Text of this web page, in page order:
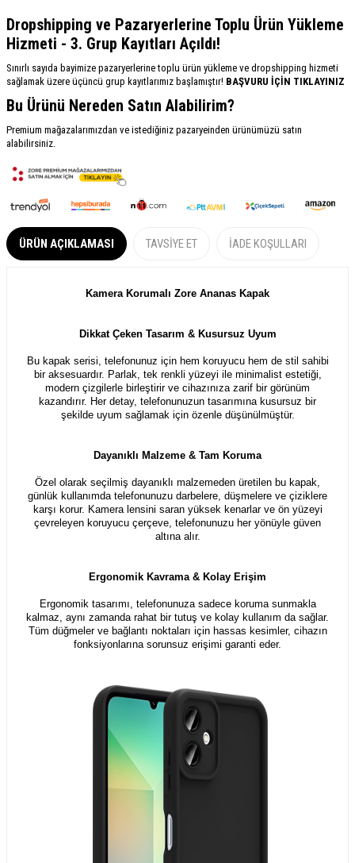
Dropshipping ve Pazaryerlerine Toplu Ürün Yükleme
Hizmeti - 3. Grup Kayıtları Açıldı!
Sınırlı sayıda bayimize pazaryerlerine toplu ürün yükleme ve dropshipping hizmeti
sağlamak üzere üçüncü grup kayıtlarımız başlamıştır! BAŞVURU İÇİN TIKLAYINIZ
Bu Ürünü Nereden Satın Alabilirim?
Premium mağazalarımızdan ve istediğiniz pazaryeinden ürünümüzü satın
alabilirsiniz.
ÜRÜN AÇIKLAMASI TAVSIYE ET İADE KOŞULLARI
Kamera Korumalı Zore Ananas Kapak
Dikkat Çeken Tasarım & Kusursuz Uyum
Bu kapak serisi, telefonunuz için hem koruyucu hem de stil sahibi
bir aksesuardır. Parlak, tek renkli yüzeyi ile minimalist estetiği,
modern çizgilerle birleştirir ve cihazınıza zarif bir görünüm
kazandırır. Her detay, telefonunuzun tasarımına kusursuz bir
şekilde uyum sağlamak için özenle düşünülmüştür.
Dayanıklı Malzeme & Tam Koruma
Özel olarak seçilmiş dayanıklı malzemeden üretilen bu kapak,
günlük kullanımda telefonunuzu darbelere, düşmelere ve çiziklere
karşı korur. Kamera lensini saran yüksek kenarlar ve ön yüzeyi
çevreleyen koruyucu çerçeve, telefonunuzu her yönüyle güven
altına alır.
Ergonomik Kavrama & Kolay Erişim
Ergonomik tasarımı, telefonunuza sadece koruma sunmakla
kalmaz, aynı zamanda rahat bir tutuş ve kolay kullanım da sağlar.
Tüm düğmeler ve bağlantı noktaları için hassas kesimler, cihazın
fonksiyonlarına sorunsuz erişimi garanti eder.